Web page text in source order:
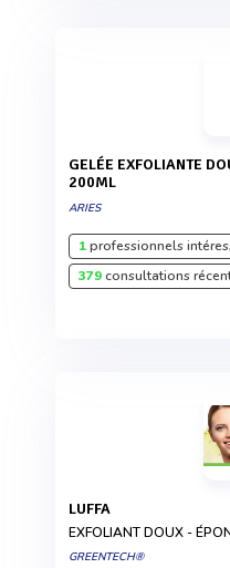
GELÉE EXFOLIANTE DOUCE PEARL PERFECTION
200ML
ARIES
1professionnels
379consultations
LUFFA
EXFOLIANT DOUX -
GREENTECH®